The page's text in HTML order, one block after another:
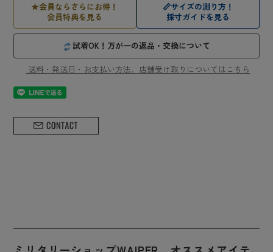
★会員ならさらにお得！
会員特典を見る
📏サイズの測り方！
採寸ガイドを見る
試着OK！万が一の返品・交換について
送料・発送日・お支払い方法、店舗受け取りについてはこちら